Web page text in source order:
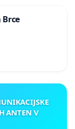
ANTEN V